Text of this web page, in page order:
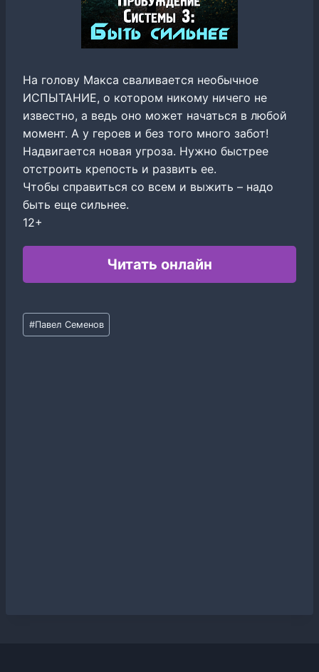
На голову Макса сваливается необычное
ИСПЫТАНИЕ, о котором никому ничего не
известно, а ведь оно может начаться в любой
момент. А у героев и без того много забот!
Надвигается новая угроза. Нужно быстрее
отстроить крепость и развить ее.
Чтобы справиться со всем и выжить – надо
быть еще сильнее.
12+
Читать онлайн
Метки
записи:
#Павел Семенов